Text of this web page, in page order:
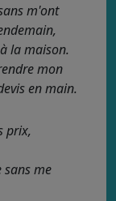
m'ont
la maison.
mon
en main.
prix,
sans me